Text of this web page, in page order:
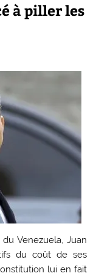
à piller les
Venezuela, Juan
du coût de ses
lui en fait